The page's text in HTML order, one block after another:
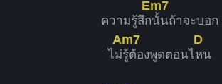
ความรู้สึก
Em7
นั้นถ้าจะบอก
ไม่
Am7
รู้ต้องพูดตอนไ
D
หน